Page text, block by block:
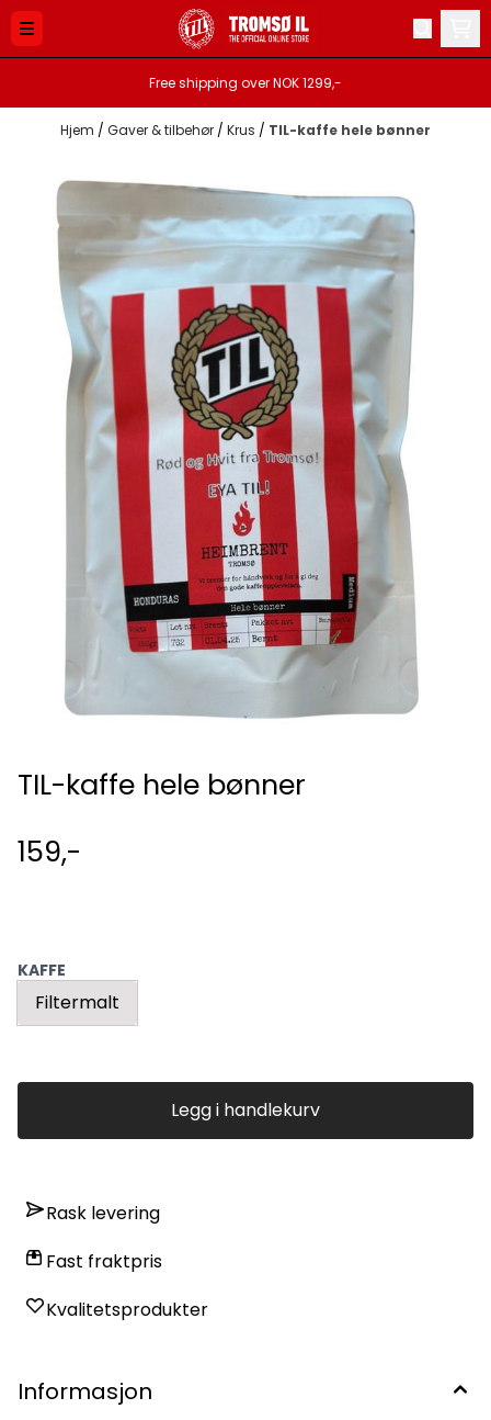
Hopp til innhold
Free shipping over NOK 1299,-
Hjem / Gaver & tilbehør / Krus / TIL-kaffe hele bønner
TIL-kaffe hele bønner
159,-
KAFFE
Filtermalt
Legg i handlekurv
Rask levering
Fast fraktpris
Kvalitetsprodukter
Informasjon